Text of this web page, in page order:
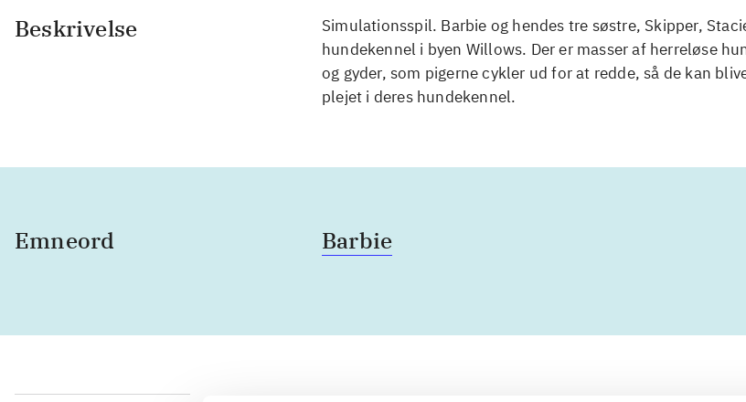
Beskrivelse
Simulationsspil. Barbie og hendes tre søstre, Skipper,
hundekennel i byen Willows. Der er masser af herreløse
og gyder, som pigerne cykler ud for at redde, så de kan
plejet i deres hundekennel.
Emneord Barbie